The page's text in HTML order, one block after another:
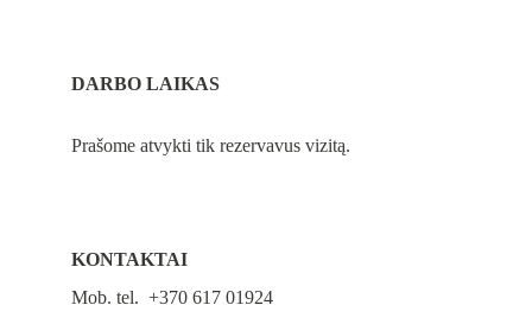
DARBO LAIKAS
KONTAKTAI
Mob. tel.  +370 617 01924
Prašome atvykti tik rezervavus vizitą.